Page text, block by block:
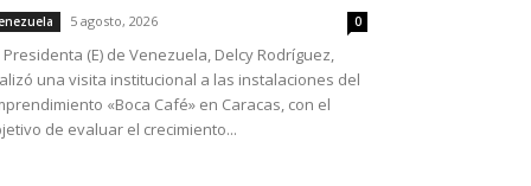
5 agosto, 2026 0
Presidenta (E) de Venezuela, Delcy Rodríguez,
una visita institucional a las instalaciones del
«Boca Café» en Caracas, con el
de evaluar el crecimiento...